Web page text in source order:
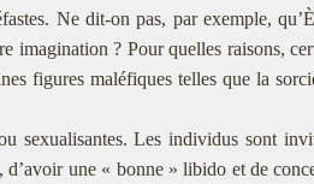
Ne dit-on pas, par exemple,
imagination ? Pour quelles raisons,
figures maléfiques telles que la
sexualisantes. Les individus sont
d’avoir une « bonne » libido et de